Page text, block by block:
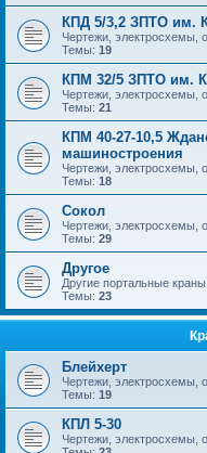
КПД 5/3,2 ЗПТО им.
Чертежи, электросхемы,
Темы: 19
КПМ 32/5 ЗПТО им.
Чертежи, электросхемы,
Темы: 21
КПМ 40-27-10,5
машиностроения
Чертежи, электросхемы,
Темы: 18
Сокол
Чертежи, электросхемы,
Темы: 29
Другое
Другие портальные
Темы: 23
Блейхерт
Чертежи, электросхемы,
Темы: 19
КПЛ 5-30
Чертежи, электросхемы,